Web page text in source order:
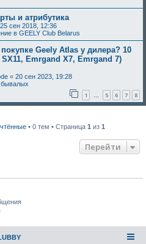
и атрибутика
25 сен 2018, 12:36
в GEELY Club Belarus
Geely Atlas у дилера? 10
Emrgand X7, Emrgand 7)
« 20 сен 2023, 19:28
1 … 5 6 7 8
• 0 тем • Страница 1 из 1
Перейти